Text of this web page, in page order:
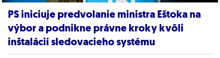
PS iniciuje predvolanie ministra Eštoka na
výbor a podnikne právne kroky kvôli
inštalácií sledovacieho systému